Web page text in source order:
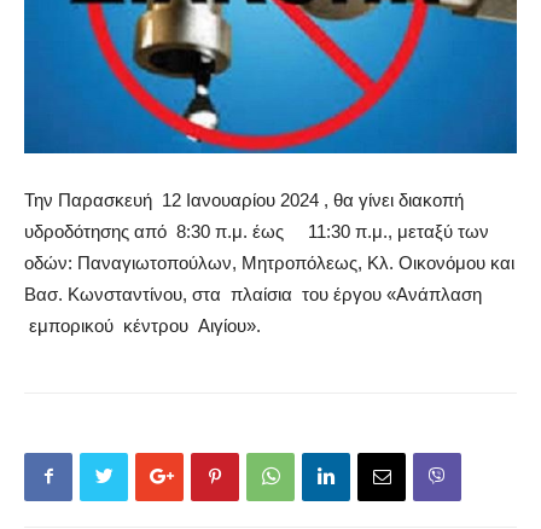
Την Παρασκευή 12 Ιανουαρίου 2024 , θα γίνει διακοπή
υδροδότησης από 8:30 π.μ. έως 11:30 π.μ., μεταξύ των
οδών: Παναγιωτοπούλων, Μητροπόλεως, Κλ. Οικονόμου και
Βασ. Κωνσταντίνου, στα πλαίσια του έργου «Ανάπλαση
εμπορικού κέντρου Αιγίου».